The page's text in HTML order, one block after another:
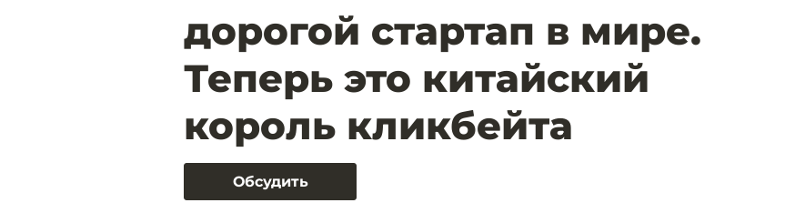
дорогой стартап в мире.
Теперь это китайский
король кликбейта
Обсудить